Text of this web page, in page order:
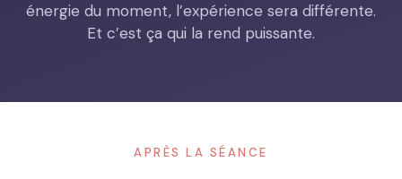
énergie du moment, l’expérience sera différente.
Et c’est ça qui la rend puissante.
APRÈS LA SÉANCE